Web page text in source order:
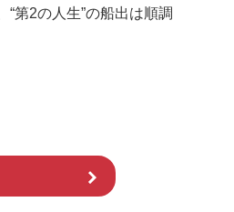
第2の人生”の船出は順調